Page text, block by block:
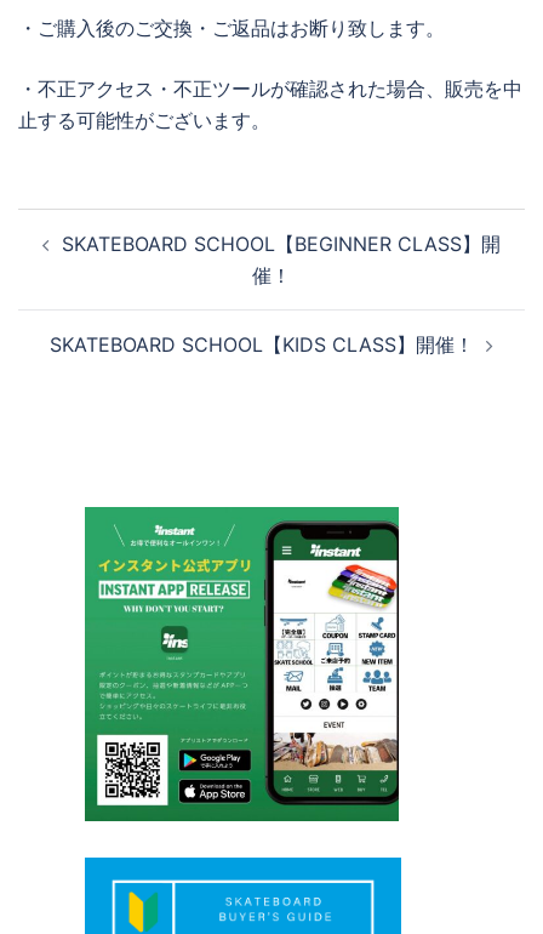
・ご購入後のご交換・ご返品はお断り致します。
・不正アクセス・不正ツールが確認された場合、販売を中
止する可能性がございます。
稿
SKATEBOARD SCHOOL【BEGINNER CLASS】開
催！
SKATEBOARD SCHOOL【KIDS CLASS】開催！